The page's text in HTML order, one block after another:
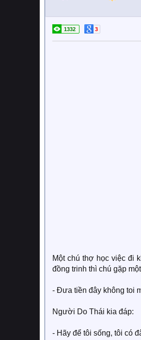
1332 3
Một chú thợ học việc đi
đồng trinh thì chú gặp
- Đưa tiền đây không toi
Người Do Thái kia đáp:
- Hãy để tôi sống, tôi có